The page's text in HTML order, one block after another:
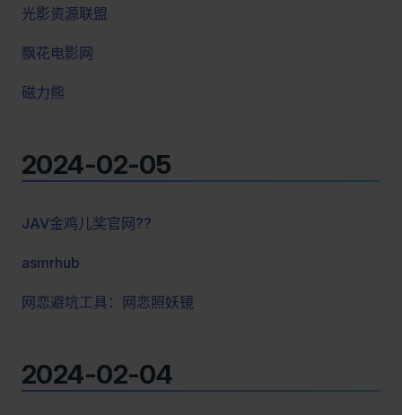
光影资源联盟
飘花电影网
磁力熊
2024-02-05
JAV金鸡儿奖官网??
asmrhub
网恋避坑工具：网恋照妖镜
2024-02-04